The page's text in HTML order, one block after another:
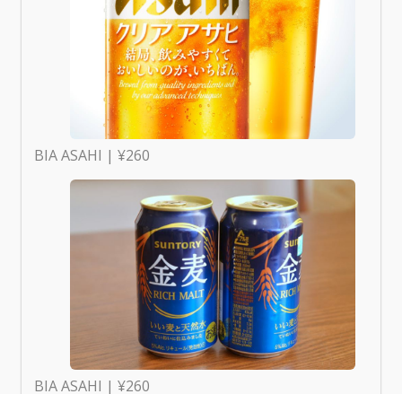
BIA ASAHI | ¥260
BIA ASAHI | ¥260